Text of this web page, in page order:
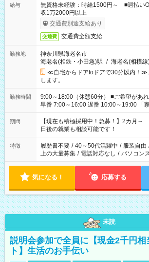
給与
無資格未経験：時給1500円～ ■週払
収1万2000円以上
交通費別途支給あり
交通費 交通費全額支給
勤務地
神奈川県海老名市
海老名(相鉄・小田急)駅 / 海老名(相模線
≪自宅からドアtoドアで30分以内！≫
します。
勤務時間
9:00～18:00（休憩60分） ■ご希望があれば下記シフトもOK！
早番 7:00～16:00 遅番 10:00～19:00 「家族と休みを合わせた
い」 「余裕を持って夕飯の準備がした
たくない」 など、ご希望を教えてくださいね。 ※W
の方へ 今ご覧のお仕事で希望する勤務時
の勤務時間。 合計で週40時間を超える
期間
【現在も積極採用中！急募！】2カ月
日後の就業も相談可能です！
特徴 履歴書不要 / 40～50代活躍中 / 服装自由
上の大量募集 / 電話対応なし / パソコン
気になる！ 応募する
未読
説明会参加で全員に【現金2千円相
ト】生活のお手伝い